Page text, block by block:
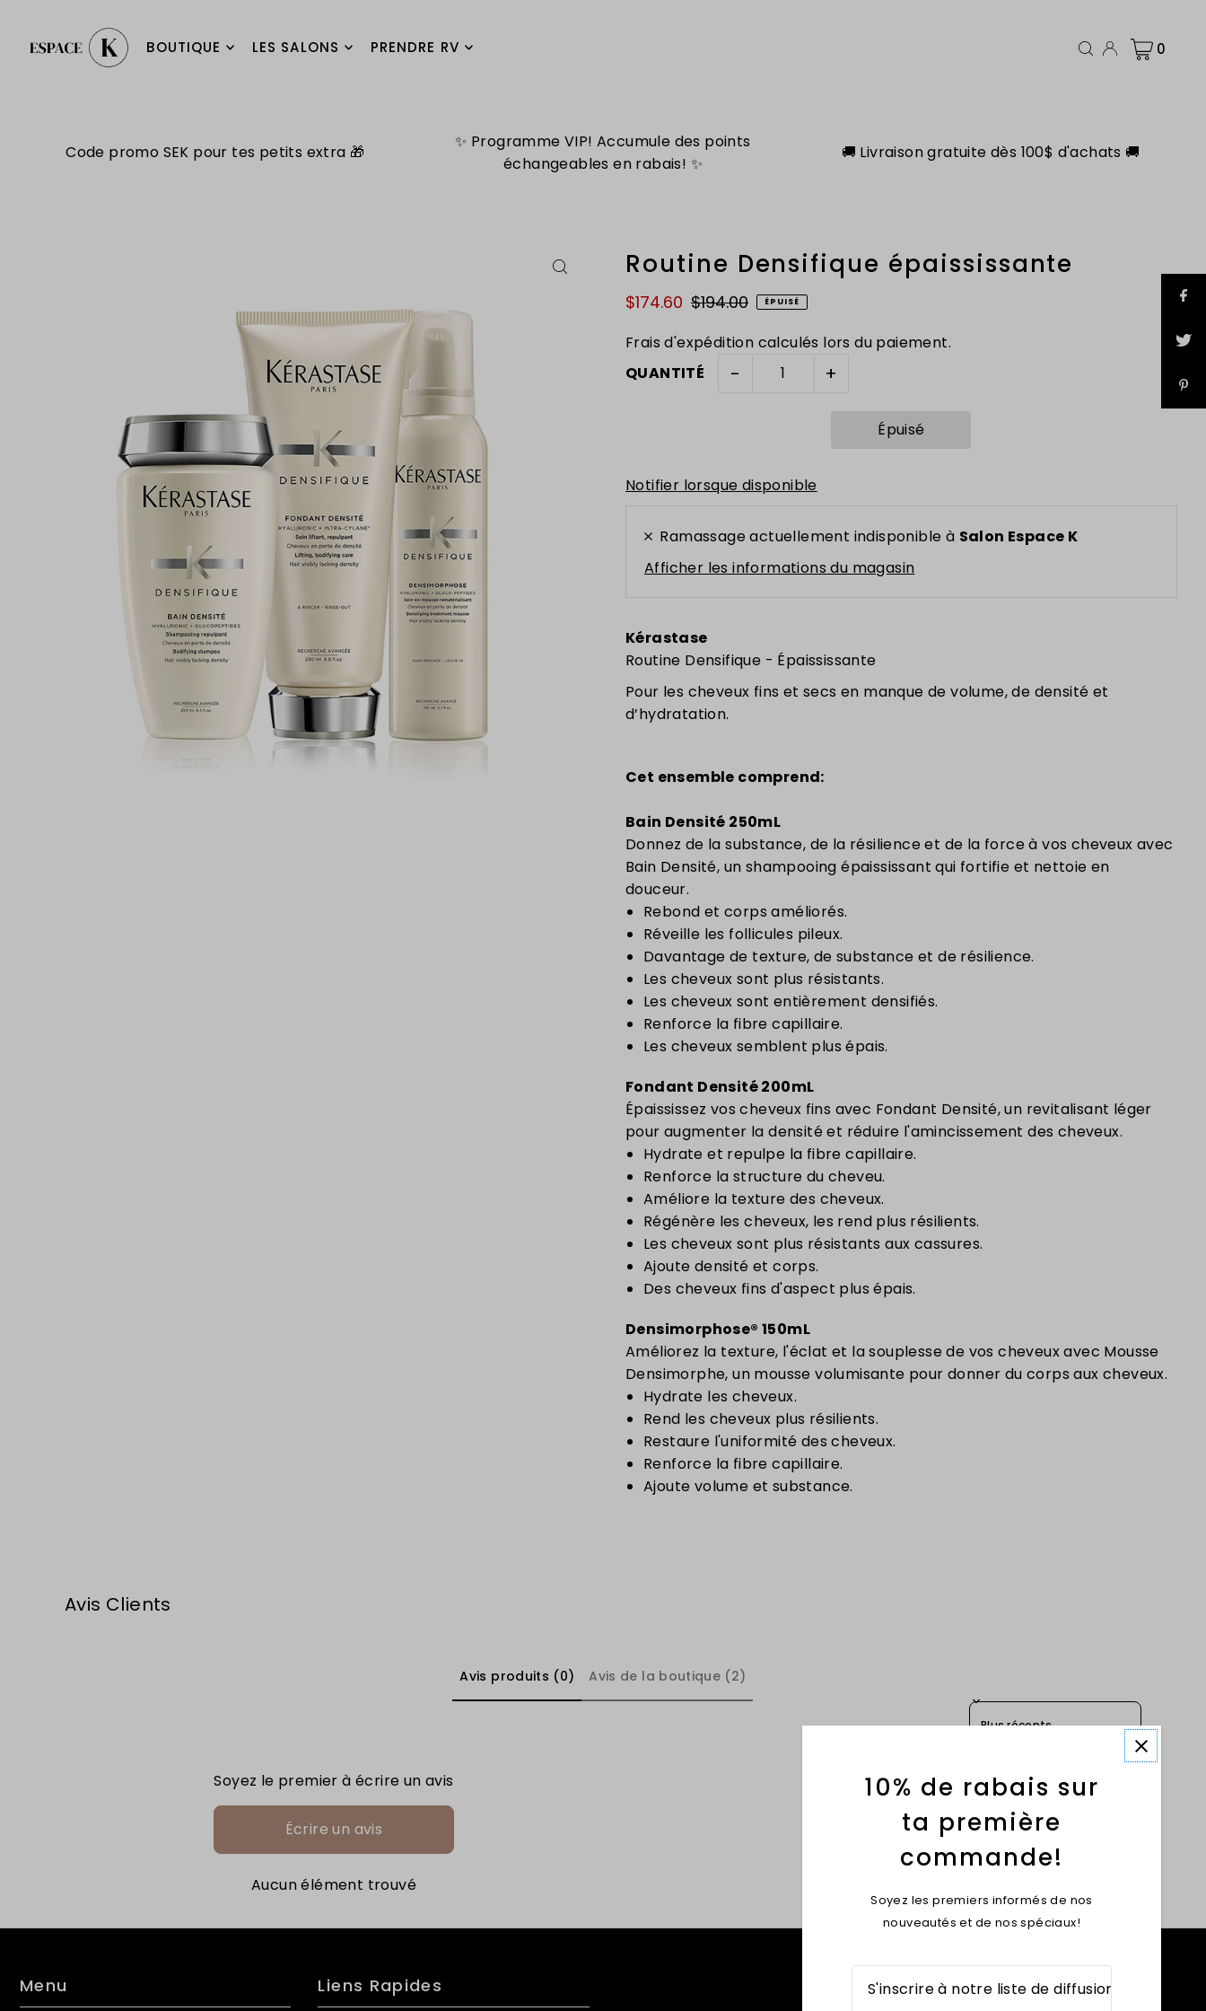
BOUTIQUE LES SALONS PRENDRE RV 0
Code promo SEK pour tes petits extra 🎁
✨ Programme VIP! Accumule des points
échangeables en rabais! ✨
🚚 Livraison gratuite dès 100$ d'achats 🚚
Routine Densifique épaississante
$174.60 $194.00 ÉPUISÉ
Frais d'expédition calculés lors du paiement.
QUANTITÉ
- +
Notifier lorsque disponible
Ramassage actuellement indisponible à Salon Espace K
Afficher les informations du magasin
Kérastase
Routine Densifique - Épaississante
Pour les cheveux fins et secs en manque de volume, de densité et
d’hydratation.
Cet ensemble comprend:
Bain Densité 250mL
Donnez de la substance, de la résilience et de la force à vos cheveux avec
Bain Densité, un shampooing épaississant qui fortifie et nettoie en
douceur.
Rebond et corps améliorés.
Réveille les follicules pileux.
Davantage de texture, de substance et de résilience.
Les cheveux sont plus résistants.
Les cheveux sont entièrement densifiés.
Renforce la fibre capillaire.
Les cheveux semblent plus épais.
Fondant Densité 200mL
Épaississez vos cheveux fins avec Fondant Densité, un revitalisant léger
pour augmenter la densité et réduire l'amincissement des cheveux.
Hydrate et repulpe la fibre capillaire.
Renforce la structure du cheveu.
Améliore la texture des cheveux.
Régénère les cheveux, les rend plus résilients.
Les cheveux sont plus résistants aux cassures.
Ajoute densité et corps.
Des cheveux fins d'aspect plus épais.
Densimorphose® 150mL
Améliorez la texture, l'éclat et la souplesse de vos cheveux avec Mousse
Densimorphe, un mousse volumisante pour donner du corps aux cheveux.
Hydrate les cheveux.
Rend les cheveux plus résilients.
Restaure l'uniformité des cheveux.
Renforce la fibre capillaire.
Ajoute volume et substance.
Avis Clients
Avis produits (0) Avis de la boutique (2)
Sort reviews by
Soyez le premier à écrire un avis
Écrire un avis
Aucun élément trouvé
Menu Liens Rapides
10% de rabais sur
ta première
commande!
Soyez les premiers informés de nos
nouveautés et de nos spéciaux!